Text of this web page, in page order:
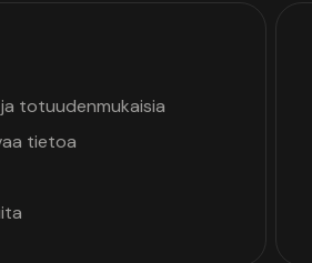
totuudenmukaisia
tietoa